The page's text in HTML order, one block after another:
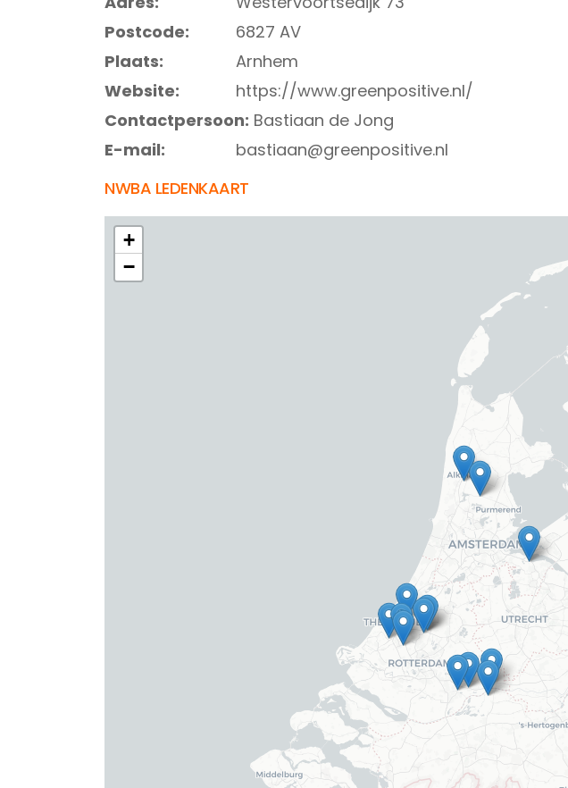
Postcode:
6827 AV
Plaats:
Arnhem
Website:
https://www.greenpositive.nl/
Contactpersoon: Bastiaan de Jong
E-mail:
bastiaan@greenpositive.nl
NWBA LEDENKAART
+
−